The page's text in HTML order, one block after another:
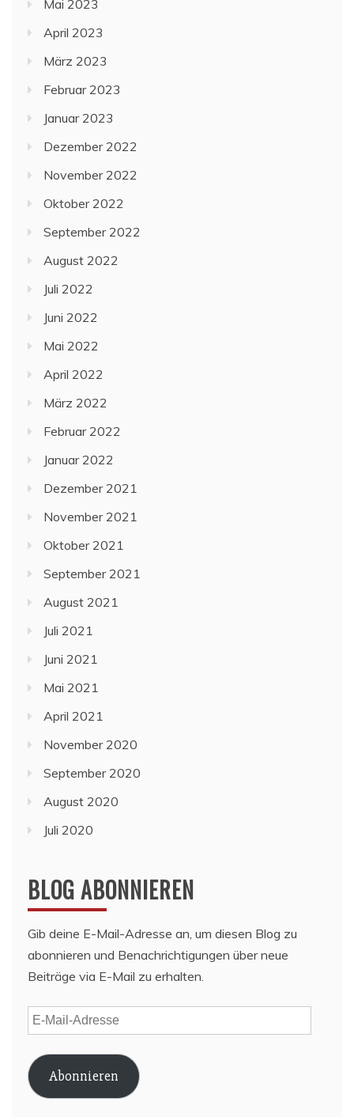
Mai 2023
April 2023
März 2023
Februar 2023
Januar 2023
Dezember 2022
November 2022
Oktober 2022
September 2022
August 2022
Juli 2022
Juni 2022
Mai 2022
April 2022
März 2022
Februar 2022
Januar 2022
Dezember 2021
November 2021
Oktober 2021
September 2021
August 2021
Juli 2021
Juni 2021
Mai 2021
April 2021
November 2020
September 2020
August 2020
Juli 2020
BLOG ABONNIEREN
Gib deine E-Mail-Adresse an, um diesen Blog zu
abonnieren und Benachrichtigungen über neue
Beiträge via E-Mail zu erhalten.
E-
Mail-
Adresse
Abonnieren